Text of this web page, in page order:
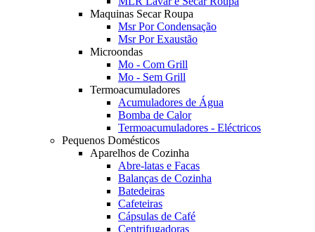
Maquinas Secar Roupa
Msr Por Condensação
Msr Por Exaustão
Microondas
Mo - Com Grill
Mo - Sem Grill
Termoacumuladores
Acumuladores de Água
Bomba de Calor
Termoacumuladores - Eléctricos
Pequenos Domésticos
Aparelhos de Cozinha
Abre-latas e Facas
Balanças de Cozinha
Batedeiras
Cafeteiras
Cápsulas de Café
Centrifugadoras